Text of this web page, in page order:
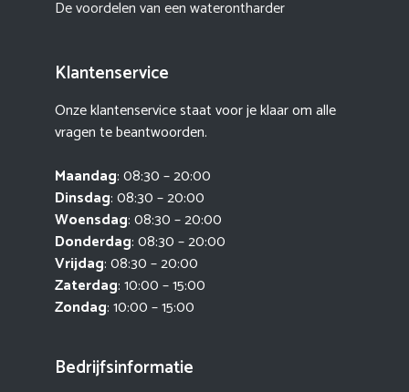
De voordelen van een waterontharder
Klantenservice
Onze klantenservice staat voor je klaar om alle
vragen te beantwoorden.
Maandag: 08:30 – 20:00
Dinsdag: 08:30 – 20:00
Woensdag: 08:30 – 20:00
Donderdag: 08:30 – 20:00
Vrijdag: 08:30 – 20:00
Zaterdag: 10:00 – 15:00
Zondag: 10:00 – 15:00
Bedrijfsinformatie